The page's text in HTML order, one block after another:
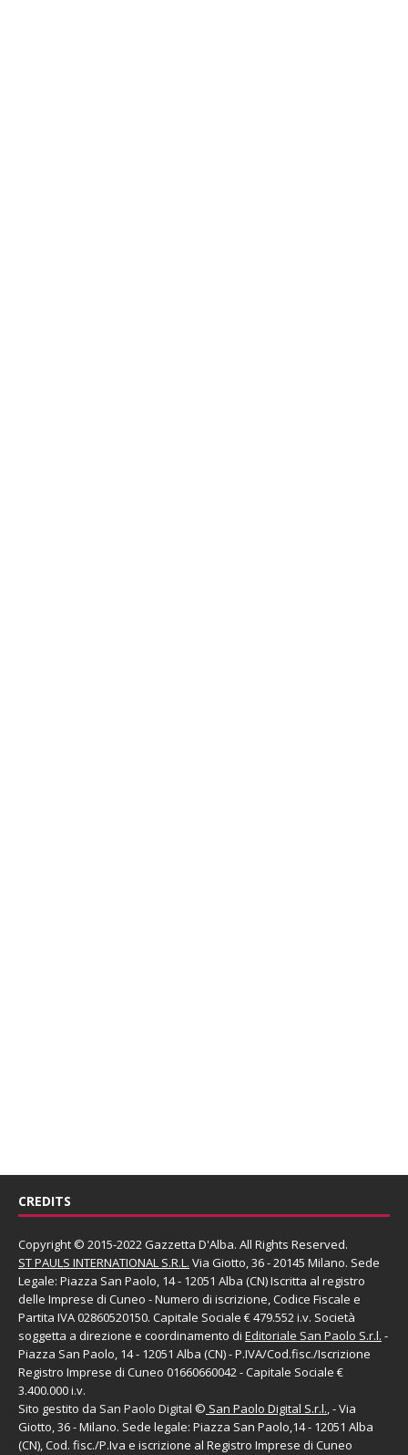
CREDITS
Copyright © 2015-2022 Gazzetta D'Alba. All Rights Reserved.
ST PAULS INTERNATIONAL S.R.L. Via Giotto, 36 - 20145 Milano. Sede
Legale: Piazza San Paolo, 14 - 12051 Alba (CN) Iscritta al registro
delle Imprese di Cuneo - Numero di iscrizione, Codice Fiscale e
Partita IVA 02860520150. Capitale Sociale € 479.552 i.v. Società
soggetta a direzione e coordinamento di Editoriale San Paolo S.r.l. -
Piazza San Paolo, 14 - 12051 Alba (CN) - P.IVA/Cod.fisc./Iscrizione
Registro Imprese di Cuneo 01660660042 - Capitale Sociale €
3.400.000 i.v.
Sito gestito da San Paolo Digital © San Paolo Digital S.r.l., - Via
Giotto, 36 - Milano. Sede legale: Piazza San Paolo,14 - 12051 Alba
(CN), Cod. fisc./P.Iva e iscrizione al Registro Imprese di Cuneo